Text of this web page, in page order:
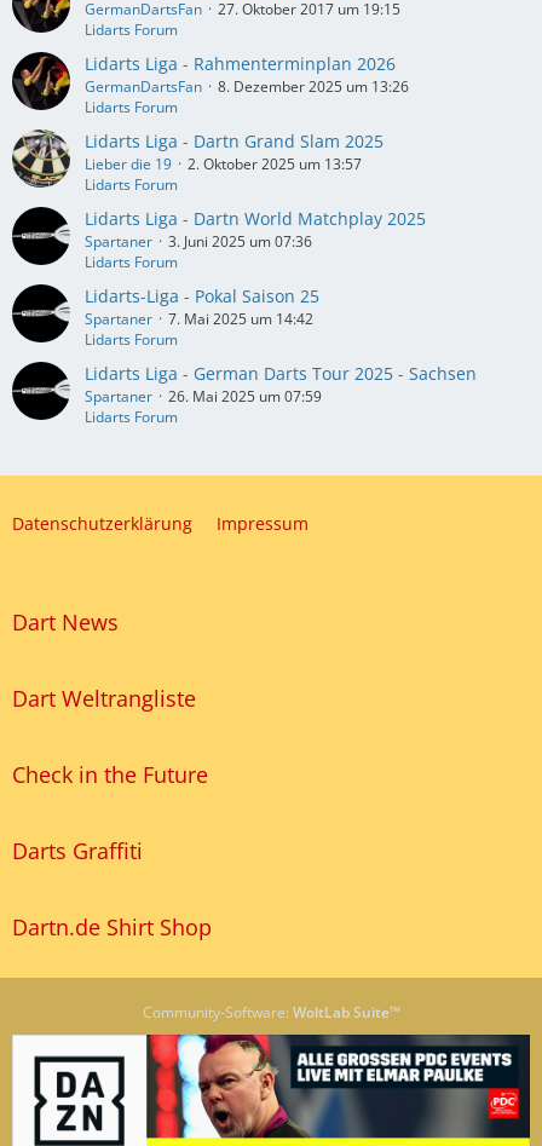
GermanDartsFan
27. Oktober 2017 um 19:15
Lidarts Forum
Lidarts Liga - Rahmenterminplan 2026
GermanDartsFan
8. Dezember 2025 um 13:26
Lidarts Forum
Lidarts Liga - Dartn Grand Slam 2025
Lieber die 19
2. Oktober 2025 um 13:57
Lidarts Forum
Lidarts Liga - Dartn World Matchplay 2025
Spartaner
3. Juni 2025 um 07:36
Lidarts Forum
Lidarts-Liga - Pokal Saison 25
Spartaner
7. Mai 2025 um 14:42
Lidarts Forum
Lidarts Liga - German Darts Tour 2025 - Sachsen
Spartaner
26. Mai 2025 um 07:59
Lidarts Forum
Datenschutzerklärung Impressum
Dart News
Dart Weltrangliste
Check in the Future
Darts Graffiti
Dartn.de Shirt Shop
Community-Software: WoltLab Suite™